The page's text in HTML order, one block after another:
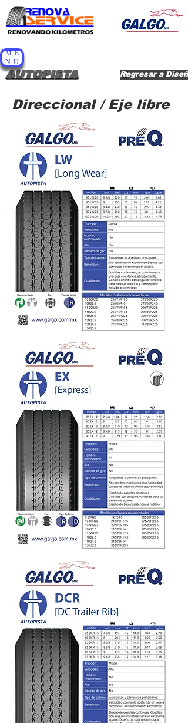
ME
NU
AUTOPISTA Regresar a
Direccional / Eje libre